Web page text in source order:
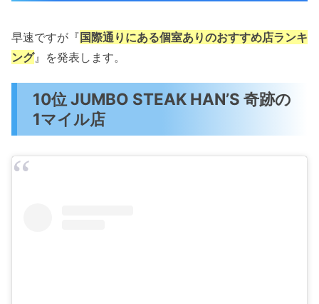
7位 創作沖縄料理 二幸
6位 燻製酒場 煙人
5位 完全個室居酒屋 マンチーズ
4位 沖縄食堂じまんや
3位 Ristorante e Festival CROSS47
早速ですが『 国際通りにある個室ありのおすすめ店ランキ
ング』を発表します。
10位 JUMBO STEAK HAN’S 奇跡の
1マイル店